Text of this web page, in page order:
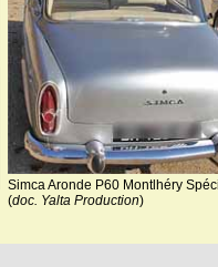
Simca Aronde P60 Montlhéry
(doc. Yalta Production)